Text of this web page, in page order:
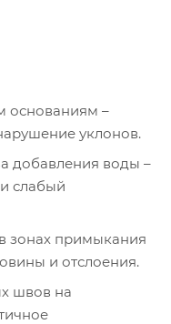
основаниям –
уклонов.
добавления воды –
слабый
зонах примыкания
и отслоения.
швов на